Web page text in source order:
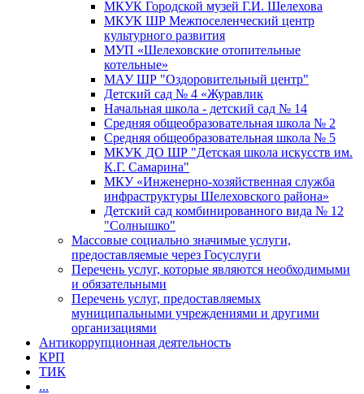
МКУК Городской музей Г.И. Шелехова
МКУК ШР Межпоселенческий центр
культурного развития
МУП «Шелеховские отопительные
котельные»
МАУ ШР "Оздоровительный центр"
Детский сад № 4 «Журавлик
Начальная школа - детский сад № 14
Средняя общеобразовательная школа № 2
Средняя общеобразовательная школа № 5
МКУК ДО ШР "Детская школа искусств им.
К.Г. Самарина"
МКУ «Инженерно-хозяйственная служба
инфраструктуры Шелеховского района»
Детский сад комбинированного вида № 12
"Солнышко"
Массовые социально значимые услуги,
предоставляемые через Госуслуги
Перечень услуг, которые являются необходимыми
и обязательными
Перечень услуг, предоставляемых
муниципальными учреждениями и другими
организациями
Антикоррупционная деятельность
КРП
ТИК
...